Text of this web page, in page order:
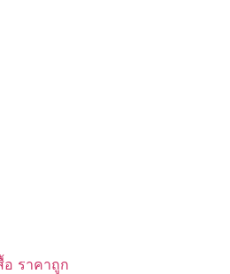
อ ราคาถูก